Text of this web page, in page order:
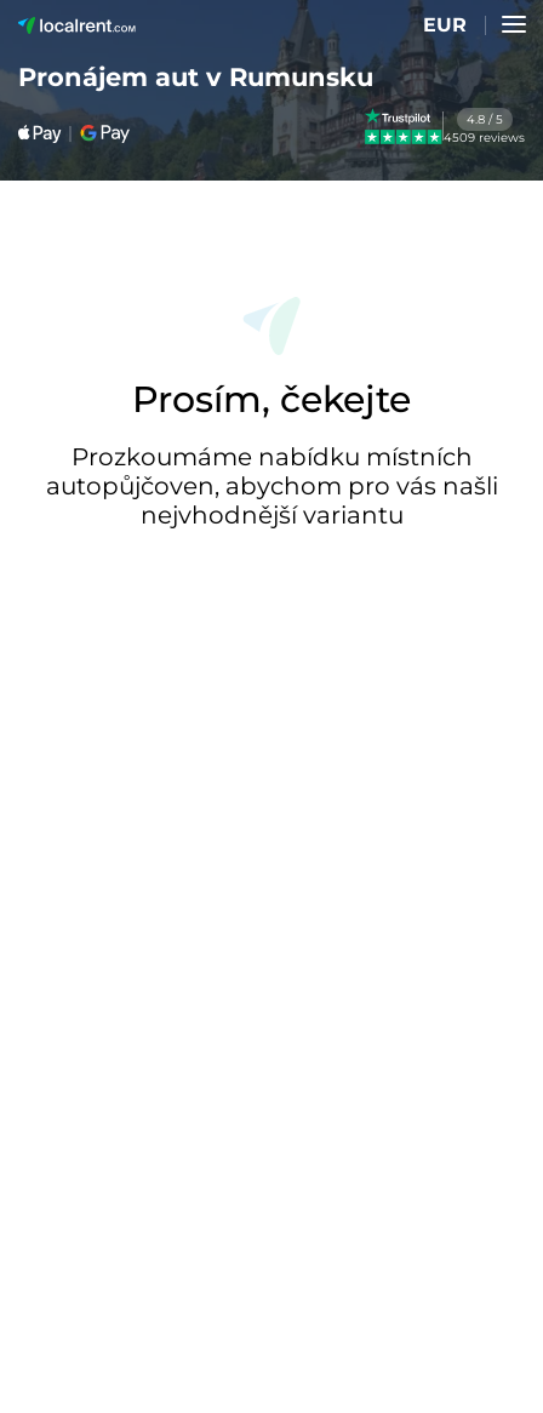
EUR
Pronájem aut v Rumunsku
4.8 / 5
4509 reviews
Prosím, čekejte
Prozkoumáme nabídku místních
autopůjčoven, abychom pro vás našli
nejvhodnější variantu